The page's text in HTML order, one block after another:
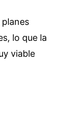
lo que la
viable